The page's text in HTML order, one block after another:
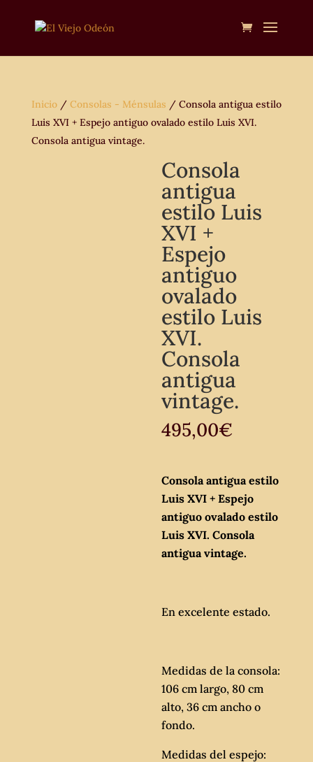
Inicio/ Consolas - Ménsulas / Consola antigua estilo
Luis XVI + Espejo antiguo ovalado estilo Luis XVI.
Consola antigua vintage.
Consola
antigua
estilo Luis
XVI +
Espejo
antiguo
ovalado
estilo Luis
XVI.
Consola
antigua
vintage.
495,00€
Consola antigua estilo
Luis XVI + Espejo
antiguo ovalado estilo
Luis XVI. Consola
antigua vintage.
En excelente estado.
Medidas de la consola:
106 cm largo, 80 cm
alto, 36 cm ancho o
fondo.
Medidas del espejo: